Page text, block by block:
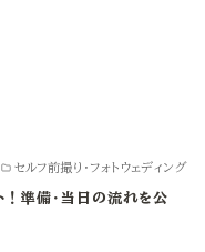
セルフ前撮り・フォトウェディング
！準備・当日の流れを公